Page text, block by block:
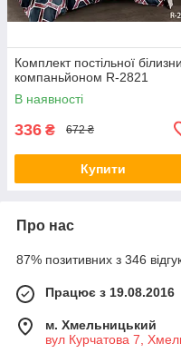
Комплект постільної
компаньйоном R-2821
В наявності
336 ₴ 672 ₴
Купити
Про нас
87% позитивних з 346
Працює з 19.08.2016
м. Хмельницький
вул Курчатова 7,